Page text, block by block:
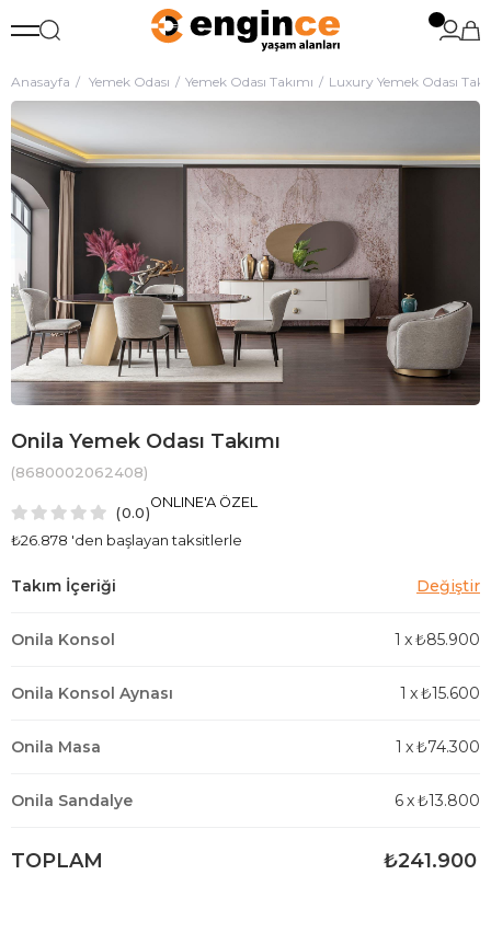
Anasayfa Yemek Odası Yemek Odası Takımı Luxury Yemek Odası
Onila Yemek Odası Takımı
(8680002062408)
0.0
₺26.878 'den başlayan taksitlerle
ONLINE'A ÖZEL
Onila Konsol 1 x₺85.900
Onila Konsol Aynası 1 x₺15.600
Onila Masa 1 x₺74.300
Onila Sandalye 6x₺13.800
TOPLAM ₺241.900